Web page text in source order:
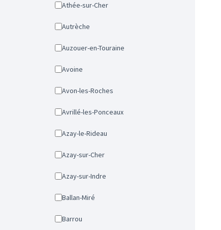
Athée-sur-Cher
Autrèche
Auzouer-en-Touraine
Avoine
Avon-les-Roches
Avrillé-les-Ponceaux
Azay-le-Rideau
Azay-sur-Cher
Azay-sur-Indre
Ballan-Miré
Barrou